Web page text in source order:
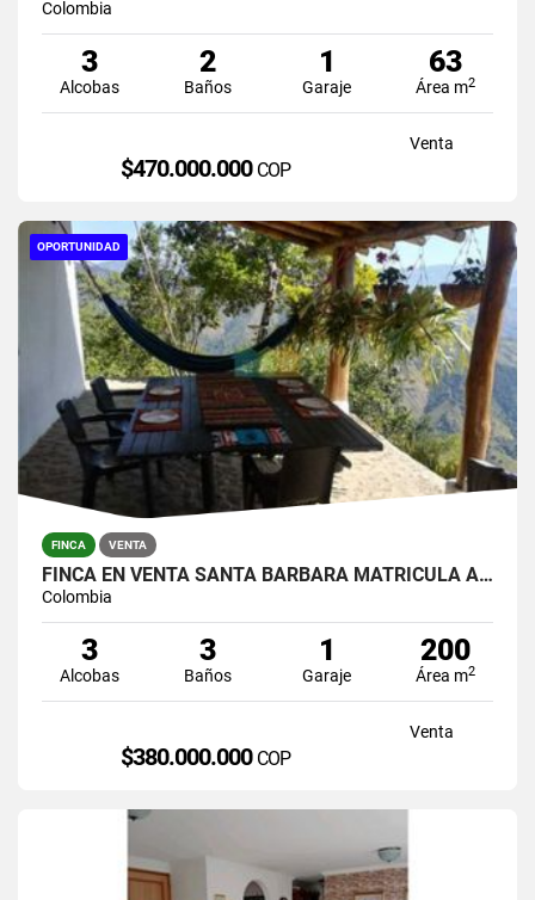
Colombia
3
Alcobas
2
Baños
1
Garaje
63
Área m2
Venta
$470.000.000 COP
OPORTUNIDAD
FINCA VENTA
FINCA EN VENTA SANTA BARBARA MATRICULA AL 100%
Colombia
3
Alcobas
3
Baños
1
Garaje
200
Área m2
Venta
$380.000.000 COP